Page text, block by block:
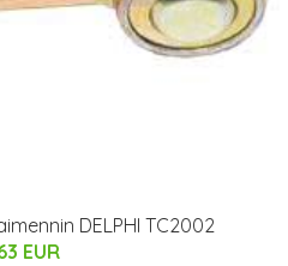
DELPHI TC2002
EUR